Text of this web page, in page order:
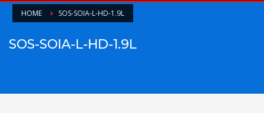
HOME SOS-SOIA-L-HD-1.9L
SOS-SOIA-L-HD-1.9L